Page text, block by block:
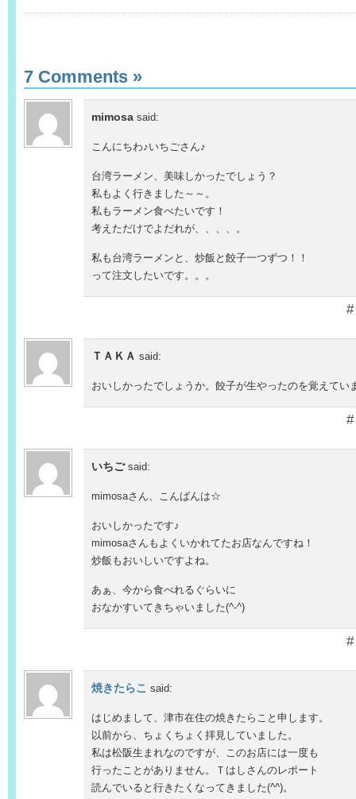
7 Comments »
mimosa said:
こんにちわ♪いちごさん♪
台湾ラーメン、美味しかったでしょう？
私もよく行きました～～。
私もラーメン食べたいです！
考えただけでよだれが、、、、。
私も台湾ラーメンと、炒飯と餃子一つずつ！！
って注文したいです。。。
ＴＡＫＡ said:
おいしかったでしょうか。餃子が生やったのを覚えてい
いちご said:
mimosaさん、こんばんは☆
おいしかったです♪
mimosaさんもよくいかれてたお店なんですね！
炒飯もおいしいですよね。
あぁ、今から食べれるぐらいに
おなかすいてきちゃいました(^-^)
焼きたらこ said:
はじめまして、津市在住の焼きたらこと申します。
以前から、ちょくちょく拝見していました。
私は松阪生まれなのですが、このお店には一度も
行ったことがありません。Ｔはしさんのレポート
読んでいると行きたくなってきました(^^)。